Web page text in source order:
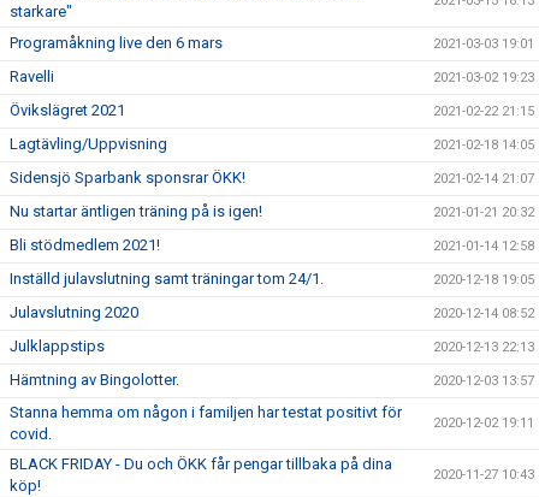
starkare"
Programåkning live den 6 mars 2021-03-03 19:01
Ravelli 2021-03-02 19:23
Övikslägret 2021 2021-02-22 21:15
Lagtävling/Uppvisning 2021-02-18 14:05
Sidensjö Sparbank sponsrar ÖKK! 2021-02-14 21:07
Nu startar äntligen träning på is igen! 2021-01-21 20:32
Bli stödmedlem 2021! 2021-01-14 12:58
Inställd julavslutning samt träningar tom 24/1. 2020-12-18 19:05
Julavslutning 2020 2020-12-14 08:52
Julklappstips 2020-12-13 22:13
Hämtning av Bingolotter. 2020-12-03 13:57
Stanna hemma om någon i familjen har testat positivt för
covid.
2020-12-02 19:11
BLACK FRIDAY - Du och ÖKK får pengar tillbaka på dina
köp!
2020-11-27 10:43